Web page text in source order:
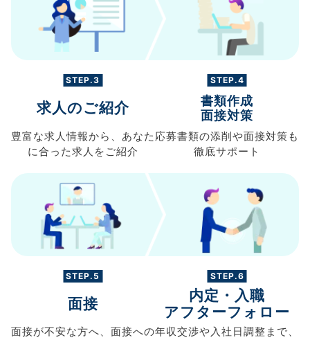
STEP.3
求人のご紹介
豊富な求人情報から、 あなた
に合った求人を ご紹介
STEP.4
書類作成
面接対策
応募書類の添削や面接対策も
徹底サポート
STEP.5
面接
面接が不安な方へ、 面接への
STEP.6
内定・入職
アフターフォロー
年収交渉や入社日調整まで、